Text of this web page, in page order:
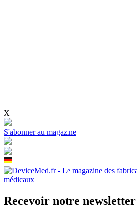
X
S'abonner au magazine
Recevoir notre newsletter